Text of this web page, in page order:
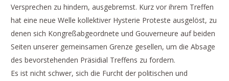
Versprechen zu hindern, ausgebremst. Kurz vor ihrem Treffen
hat eine neue Welle kollektiver Hysterie Proteste ausgelöst, zu
denen sich Kongreßabgeordnete und Gouverneure auf beiden
Seiten unserer gemeinsamen Grenze gesellen, um die Absage
des bevorstehenden Präsidial Treffens zu fordern.
Es ist nicht schwer, sich die Furcht der politischen und